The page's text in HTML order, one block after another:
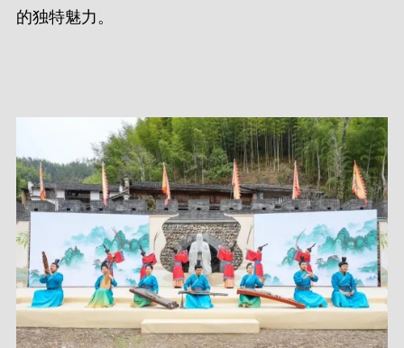
的独特魅力。